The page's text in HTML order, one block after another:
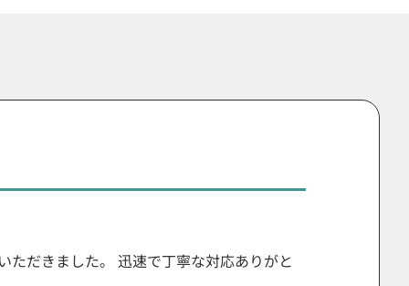
ただきました。 迅速で丁寧な対応ありがと